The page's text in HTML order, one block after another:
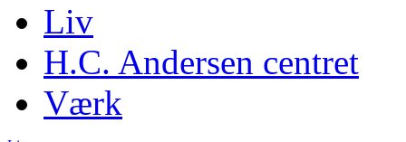
Liv
H.C. Andersen centret
Værk